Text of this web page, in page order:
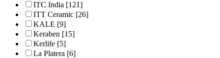
ITC India [121]
ITT Ceramic [26]
KALE [9]
Keraben [15]
Kerlife [5]
La Platera [6]